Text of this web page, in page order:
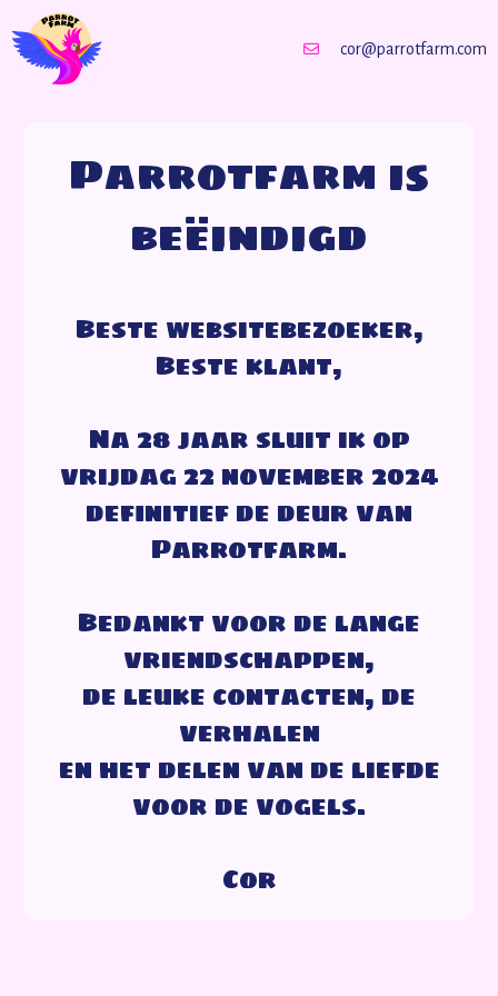
cor@parrotfarm.com
Parrotfarm is
beëindigd
Beste websitebezoeker,
Beste klant,
Na 28 jaar sluit ik op
vrijdag 22 november 2024
definitief de deur van
Parrotfarm.
Bedankt voor de lange
vriendschappen,
de leuke contacten, de
verhalen
en het delen van de liefde
voor de vogels.
Cor